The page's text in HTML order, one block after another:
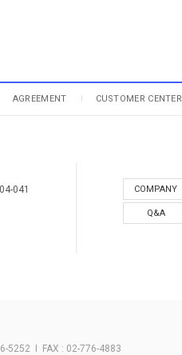
AGREEMENT CUSTOMER CENTER
041
COMPANY
Q&A
5252 I FAX : 02-776-4883